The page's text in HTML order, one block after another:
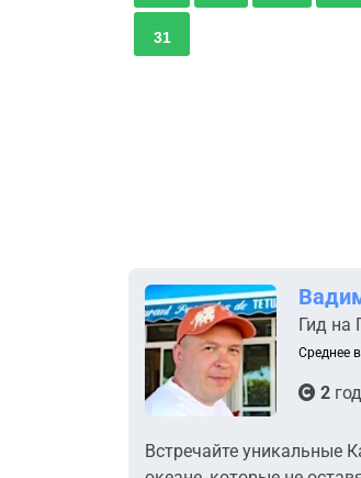
31
Гид на
Среднее
2
Встречайте уникальные